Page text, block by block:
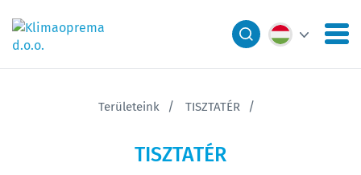
Területeink TISZTATÉR
TISZTATÉR